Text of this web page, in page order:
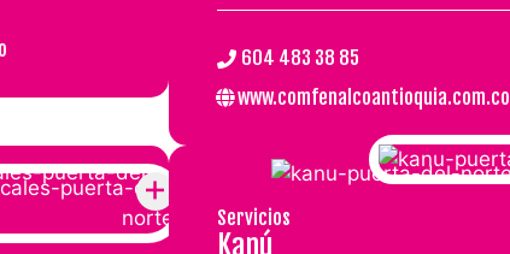
604 483 38 85
www.comfenalcoantioquia.com.co
Servicios
Kanú